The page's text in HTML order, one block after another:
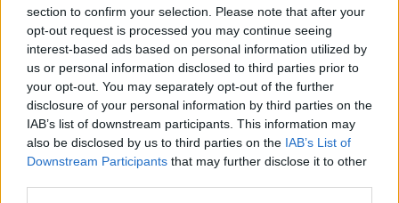
section to confirm your selection. Please note that after your
opt-out request is processed you may continue seeing
interest-based ads based on personal information utilized by
us or personal information disclosed to third parties prior to
your opt-out. You may separately opt-out of the further
disclosure of your personal information by third parties on the
IAB’s list of downstream participants. This information may
also be disclosed by us to third parties on the IAB’s List of
Downstream Participants that may further disclose it to other